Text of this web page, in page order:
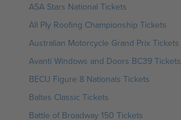
ASA Stars National Tickets
All Ply Roofing Championship Tickets
Australian Motorcycle Grand Prix Tickets
Avanti Windows and Doors BC39 Tickets
BECU Figure 8 Nationals Tickets
Baltes Classic Tickets
Battle of Broadway 150 Tickets